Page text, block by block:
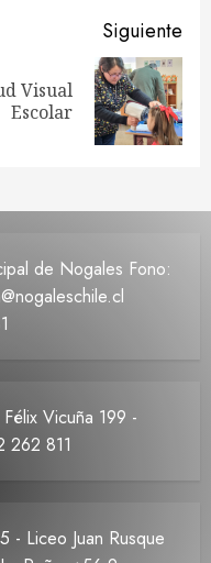
Siguiente
Visual
Escolar
de Nogales Fono:
Vicuña 199 -
262 811
Liceo Juan Rusque